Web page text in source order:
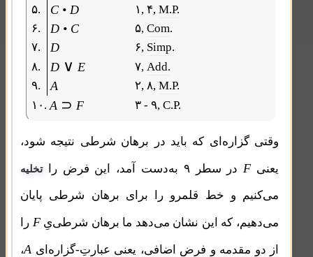
۵.
C • D ۱, ۴,M.P.
۶.
D • C ۵,Com.
۷.
D ۶, Simp.
۸.
D ∨ E ۷,Add.
۹.
A ۲, ۸,M.P.
۱۰. A ⊃ F ۳ - ۹, C.P.
وقتی گزاره‌ای که باید در برهان شرطی نتیجه شود،
یعنی Fدر سطر ۹ به‌دست آمد، این فرض را تخلیه
می‌کنیم و خط قلمرو را برای برهان شرطی پایان
می‌دهیم، که این نشان می‌دهد ما برهان شرطی‌یِF را
از دو مقدمه و فرض اضافی، یعنی عبارتِ-گزاره‌ای A،